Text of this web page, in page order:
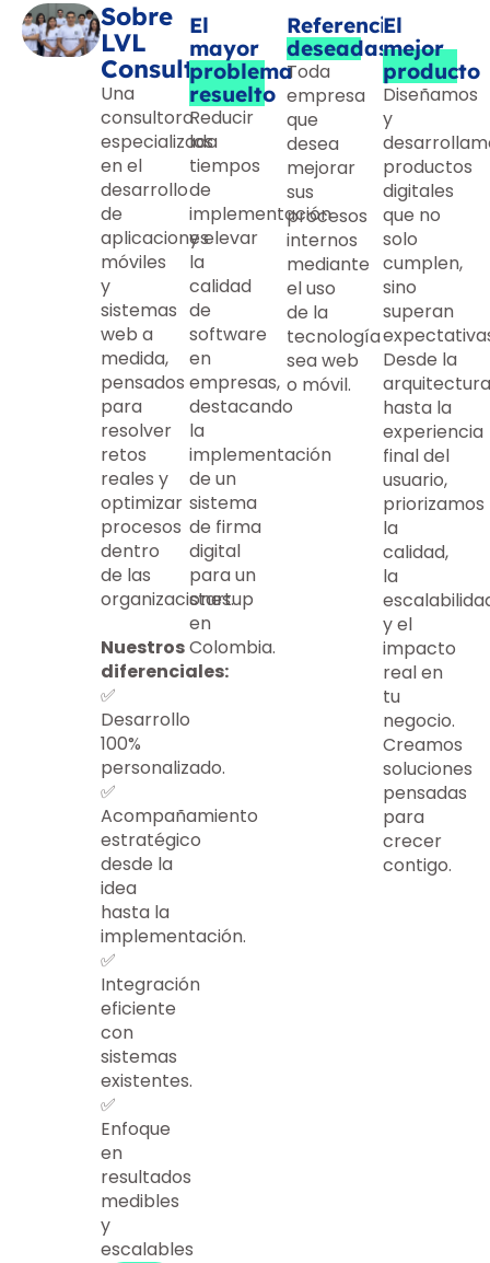
Sobre
LVL
Consulting
Una
consultora
especializada
en el
desarrollo
de
aplicaciones
móviles
y
sistemas
web a
medida,
pensados
para
resolver
retos
reales y
optimizar
procesos
dentro
de las
organizaciones.
Nuestros
diferenciales:
✅
Desarrollo
100%
personalizado.
✅
Acompañamiento
estratégico
desde la
idea
hasta la
implementación.
✅
Integración
eficiente
con
sistemas
existentes.
✅
Enfoque
en
resultados
medibles
y
escalables
El
mayor
problema
resuelto
Reducir
los
tiempos
de
implementación
y elevar
la
calidad
de
software
en
empresas,
destacando
la
implementación
de un
sistema
de firma
digital
para un
startup
en
Colombia.
Referencias
deseadas
Toda
empresa
que
desea
mejorar
sus
procesos
internos
mediante
el uso
de la
tecnología
sea web
o móvil.
El
mejor
producto
Diseñamos
y
productos
digitales
que no
solo
cumplen,
sino
superan
Desde la
arquitectura
hasta la
experiencia
final del
usuario,
priorizamos
la
calidad,
la
y el
impacto
real en
tu
negocio.
Creamos
soluciones
pensadas
para
crecer
contigo.